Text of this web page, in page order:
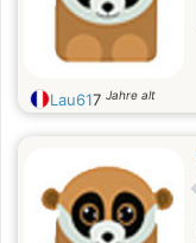
Lau617 Jahre alt